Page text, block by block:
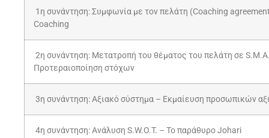
1η συνάντηση: Συμφωνία με τον πελάτη (Coaching
Coaching
2η συνάντηση: Μετατροπή του θέματος του πελάτη σε
Προτεραιοποίηση στόχων
3η συνάντηση: Αξιακό σύστημα – Εκμαίευση προσωπικών
4η συνάντηση: Ανάλυση S.W.O.T. – Το παράθυρο Johari